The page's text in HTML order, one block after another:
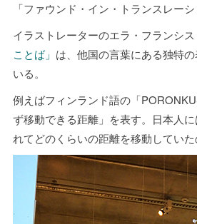
「ファウンド・イン・トランスレーシ
イラストレーターのエラ・フランシ
ことば」 は、他国の言葉にある独特
いる。
例えばフィンランド語の「
ず移動できる距離」を表す。日本人
れてどのくらいの距離を移動していた